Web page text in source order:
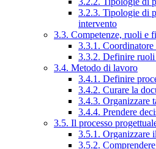
3.2.3. Tipologie di
intervento
3.3. Competenze, ruoli e
3.3.1.
3.3.2. Definire ruoli
3.4. Metodo di lavoro
3.4.1. Definire
3.4.2. Curare la
3.4.3. Organizzare
3.4.4. Prendere
3.5. Il processo
3.5.1. Organizzare
3.5.2.